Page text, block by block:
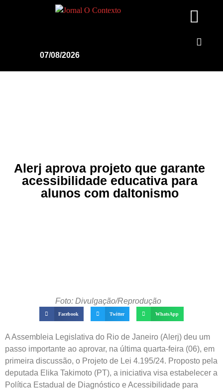
07/08/2026
Alerj aprova projeto que garante
acessibilidade educativa para
alunos com daltonismo
Foto: Divulgação/Reprodução
Facebook Twitter WhatsApp
A Assembleia Legislativa do Rio de Janeiro (Alerj) deu um
passo importante ao aprovar, na última quarta-feira (06), em
primeira discussão, o Projeto de Lei 4.195/24. Proposto pela
deputada Elika Takimoto (PT), a iniciativa visa estabelecer a
Política Estadual de Diagnóstico e Acessibilidade para